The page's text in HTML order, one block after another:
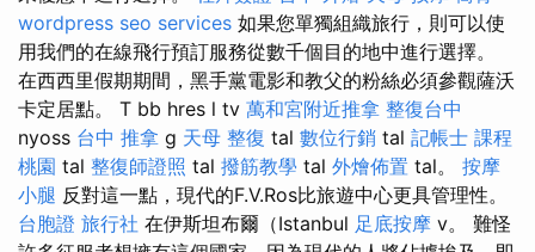
wordpress seo services 如果您單獨組織旅行，則可以使
用我們的在線飛行預訂服務從數千個目的地中進行選擇。
在西西里假期期間，黑手黨電影和教父的粉絲必須參觀薩沃
卡定居點。 T bb hres l tv 萬和宮附近推拿 整復台中
nyoss 台中 推拿 g 天母 整復 tal 數位行銷 tal 記帳士 課程
桃園 tal 整復師證照 tal 撥筋教學 tal 外燴佈置 tal。 按摩
小腿 反對這一點，現代的F.V.Ros比旅遊中心更具管理性。
台胞證 旅行社 在伊斯坦布爾（Istanbul 足底按摩 v。 難怪